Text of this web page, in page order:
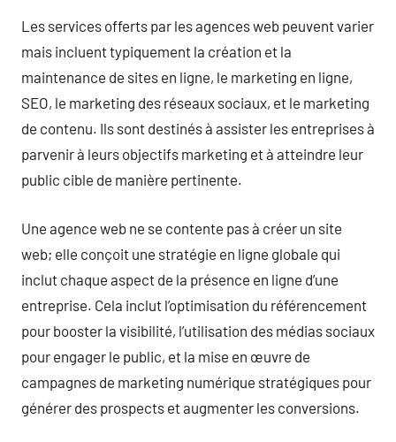
Les services offerts par les agences web peuvent varier
mais incluent typiquement la création et la
maintenance de sites en ligne, le marketing en ligne,
SEO, le marketing des réseaux sociaux, et le marketing
de contenu. Ils sont destinés à assister les entreprises à
parvenir à leurs objectifs marketing et à atteindre leur
public cible de manière pertinente.
Une agence web ne se contente pas à créer un site
web; elle conçoit une stratégie en ligne globale qui
inclut chaque aspect de la présence en ligne d’une
entreprise. Cela inclut l’optimisation du référencement
pour booster la visibilité, l’utilisation des médias sociaux
pour engager le public, et la mise en œuvre de
campagnes de marketing numérique stratégiques pour
générer des prospects et augmenter les conversions.